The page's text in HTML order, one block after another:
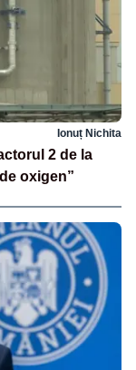
Ionuț Nichita
2 de la
oxigen”